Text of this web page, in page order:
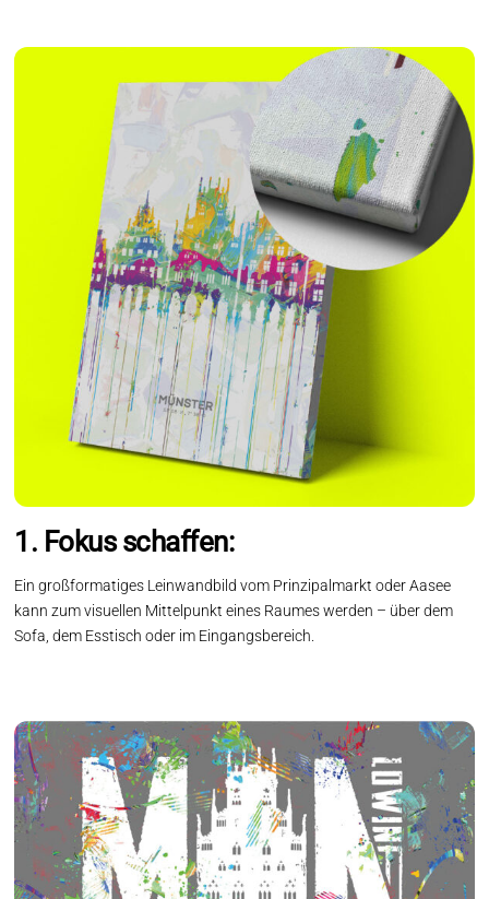
1. Fokus schaffen:
Ein großformatiges Leinwandbild vom Prinzipalmarkt oder Aasee
kann zum visuellen Mittelpunkt eines Raumes werden – über dem
Sofa, dem Esstisch oder im Eingangsbereich.